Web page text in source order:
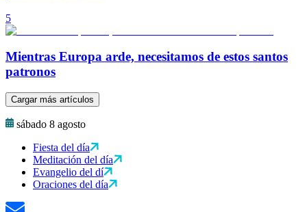
5
Mientras Europa arde, necesitamos de estos santos
patronos
Cargar más artículos
sábado 8 agosto
Fiesta del día
Meditación del día
Evangelio del dí
Oraciones del día